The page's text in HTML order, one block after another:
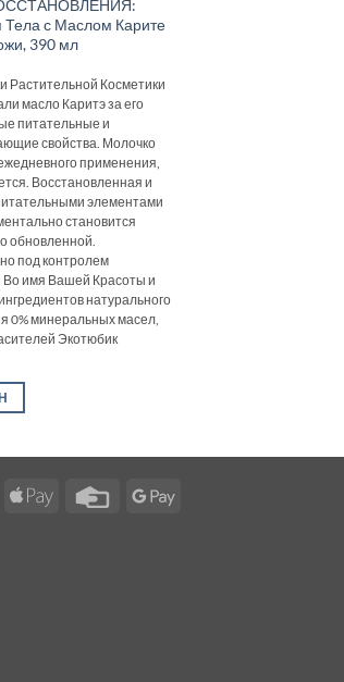
Тела с Маслом Карите
390 мл
Растительной Косметики
масло Каритэ за его
питательные и
свойства. Молочко
применения,
Восстановленная и
элементами
становится
обновленной.
под контролем
Во имя Вашей Красоты и
натурального
0% минеральных масел,
Экотюбик
Cash
Apple
Credit
Google